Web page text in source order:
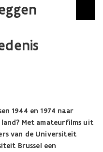
1944 en 1974 naar
Met amateurfilms uit
van de Universiteit
Brussel een